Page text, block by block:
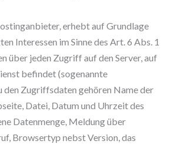
erhebt auf Grundlage
Interessen im Sinne des Art. 6 Abs. 1
über jeden Zugriff auf den Server, auf
befindet (sogenannte
den Zugriffsdaten gehören Name der
Datei, Datum und Uhrzeit des
Datenmenge, Meldung über
Browsertyp nebst Version, das